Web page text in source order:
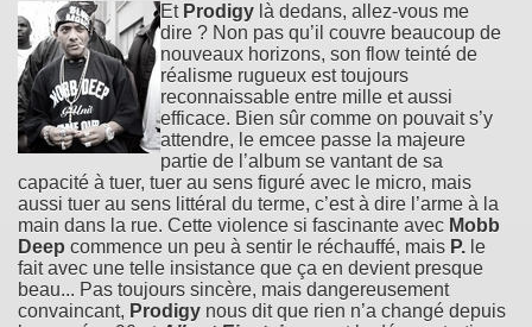
Et Prodigy là dedans, allez-vous me
dire ? Non pas qu’il couvre beaucoup de
nouveaux horizons, son flow teinté de
réalisme rugueux est toujours
reconnaissable entre mille et aussi
efficace. Bien sûr comme on pouvait s’y
attendre, le emcee passe la majeure
partie de l’album se vantant de sa
capacité à tuer, tuer au sens figuré avec le micro, mais
aussi tuer au sens littéral du terme, c’est à dire l’arme à la
main dans la rue. Cette violence si fascinante avec Mobb
Deep commence un peu à sentir le réchauffé, mais P. le
fait avec une telle insistance que ça en devient presque
beau... Pas toujours sincère, mais dangereusement
convaincant, Prodigy nous dit que rien n’a changé depuis